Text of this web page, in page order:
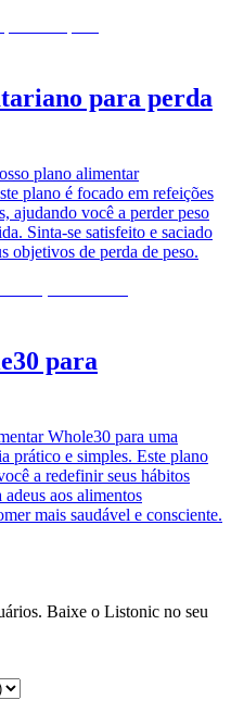
para perda
plano alimentar
plano é focado em refeições
ajudando você a perder peso
Sinta-se satisfeito e saciado
objetivos de perda de peso.
para
Whole30 para uma
prático e simples. Este plano
a redefinir seus hábitos
aos alimentos
mais saudável e consciente.
Baixe o Listonic no seu